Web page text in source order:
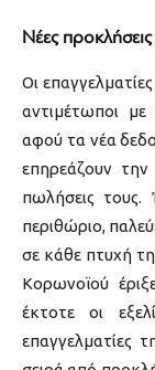
Νέες προκλήσεις
Oι
αντιμέτωποι
αφού τα νέα
επηρεάζουν την
πωλήσεις
περιθώριο,
σε κάθε πτυχή
Κορωνοϊού
έκτοτε οι
επαγγελματίες